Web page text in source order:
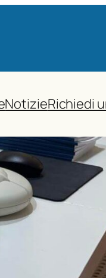
NotizieRichiedi